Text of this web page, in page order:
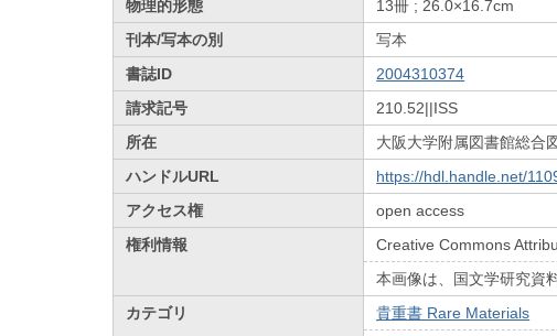
物理的形態
13冊 ; 26.0×16.7cm
刊本/写本の別
写本
書誌ID
2004310374
請求記号
210.52||ISS
所在
大阪大学附属図書館総合
ハンドルURL
https://hdl.handle.net/
アクセス権
open access
権利情報
Creative Commons
本画像は、国文学研究資
カテゴリ
貴重書 Rare Materials